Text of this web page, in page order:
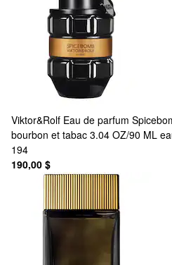
Viktor&Rolf Eau de parfum
bourbon et tabac 3.04 OZ/90 ML
194
190,00 $